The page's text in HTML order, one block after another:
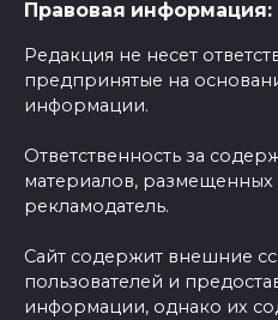
Правовая информация:
Редакция не несет
предпринятые на
информации.
Ответственность за
материалов, размещенных
рекламодатель.
Сайт содержит внешние
пользователей и
информации, однако их